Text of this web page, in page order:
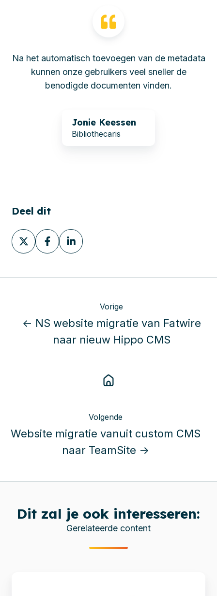
Na het automatisch toevoegen van de metadata
kunnen onze gebruikers veel sneller de
benodigde documenten vinden.
Jonie Keessen
Bibliothecaris
Deel dit
Deel
via
Deel
via
Deel
via
Vorige
← NS website migratie van Fatwire
naar nieuw Hippo CMS
Volgende
Website migratie vanuit custom CMS
naar TeamSite →
Dit zal je ook interesseren:
Gerelateerde content